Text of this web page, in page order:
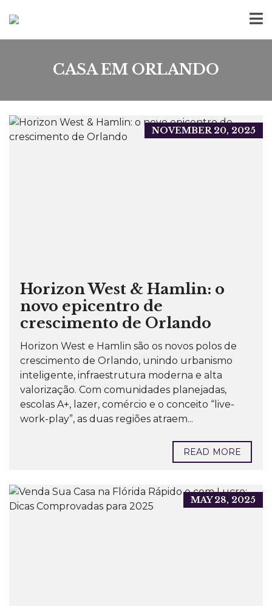
CASA EM ORLANDO
NOVEMBER 20, 2025
Horizon West & Hamlin: o
novo epicentro de
crescimento de Orlando
Horizon West e Hamlin são os novos polos de
crescimento de Orlando, unindo urbanismo
inteligente, infraestrutura moderna e alta
valorização. Com comunidades planejadas,
escolas A+, lazer, comércio e o conceito “live-
work-play”, as duas regiões atraem...
READ MORE
MAY 28, 2025